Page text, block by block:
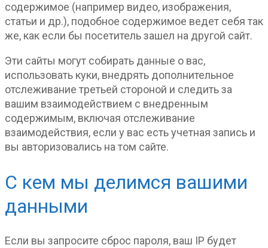
содержимое (например видео, изображения,
статьи и др.), подобное содержимое ведет себя так
же, как если бы посетитель зашел на другой сайт.
Эти сайты могут собирать данные о вас,
использовать куки, внедрять дополнительное
отслеживание третьей стороной и следить за
вашим взаимодействием с внедренным
содержимым, включая отслеживание
взаимодействия, если у вас есть учетная запись и
вы авторизовались на том сайте.
С кем мы делимся вашими
данными
Если вы запросите сброс пароля, ваш IP будет